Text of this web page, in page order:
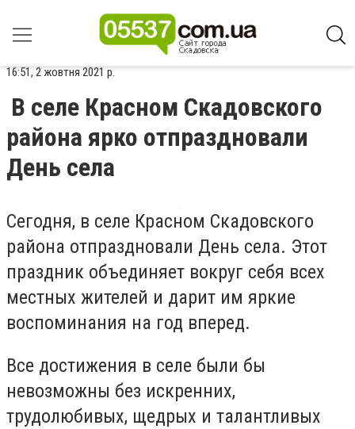
16:51, 2 жовтня 2021 р.
В селе Красном Скадовского
района ярко отпраздновали
День села
Сегодня, в селе Красном Скадовского
района отпраздновали День села. Этот
праздник объединяет вокруг себя всех
местных жителей и дарит им яркие
воспоминания на год вперед.
Все достижения в селе были бы
невозможны без искренних,
трудолюбивых, щедрых и талантливых